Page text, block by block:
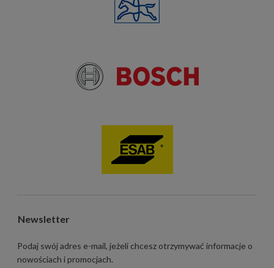
Newsletter
Podaj swój adres e-mail, jeżeli chcesz otrzymywać informacje o
nowościach i promocjach.